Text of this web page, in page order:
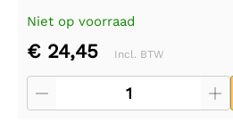
Niet op voorraad
€ 24,45 Incl. BTW